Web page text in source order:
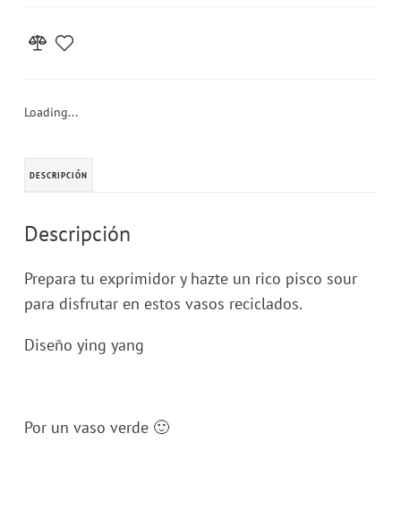
Loading...
DESCRIPCIÓN
Descripción
Prepara tu exprimidor y hazte un rico pisco sour
para disfrutar en estos vasos reciclados.
Diseño ying yang
Por un vaso verde 🙂